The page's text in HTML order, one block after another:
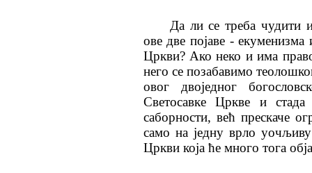
Да ли се треба чудити
ове две појаве -
Цркви? Ако неко и има
него се позабавимо
овог двоједног
Светосавке Цркве и
саборности, већ прескаче
само на једну врло
Цркви која ће много тога